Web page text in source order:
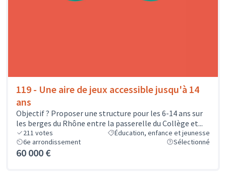
119 - Une aire de jeux accessible jusqu'à 14
ans
Objectif ? Proposer une structure pour les 6-14 ans sur
les berges du Rhône entre la passerelle du Collège et...
211 votes
Éducation, enfance et jeunesse
6e arrondissement
Sélectionné
60 000 €